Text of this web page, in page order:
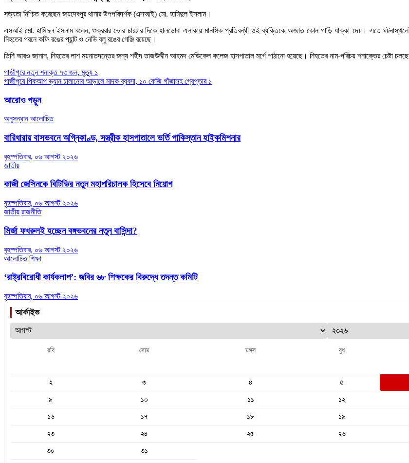
সত্যতা নিশ্চিত করেছেন জয়দেবপুর থানার উপপরিদর্শক (এসআই) মো. হামিদুল ইসলাম।
এসআই মো. হামিদুল ইসলাম বলেন, শুক্রবার ভোর চারটার দিকে হালডোবা এলাকায় মানসিক প্রতিবন্ধী ওই ব্যক্তিকে অজ্ঞাত কোন গাড়ি ধাক্কা দেয়। এতে
নিহতের পরনে কফি রঙের প্যান্ট ও নেভি ব্লু রঙের গেঞ্জি রয়েছে।
তিনি আরও জানান, নিহতের লাশ ময়নাতদন্তের জন্য শহীদ তাজউদ্দীন আহমদ মেডিকেল কলেজ হাসপাতাল মর্গে পাঠানো হয়েছে। নিহতের নাম-পরিচয় শনাক্তের চেষ্টা
Post
navigation
গাজীপুরে নতুন শনাক্ত ৭৩ জন, মৃত্যু ১
গাজীপুরে পিকআপ ভ্যান চালানোর আড়ালে মাদক ব্যবসা, ১০ কেজি গাঁজাসহ গ্রেপ্তার ১
আরোও পড়ুন
অনুসন্ধান আলোচিত
বারিধারায় বাসভবনে অগ্নিকাণ্ড, সস্ত্রীক হাসপাতালে ভর্তি পাকিস্তান হাইকমিশনার
বৃহস্পতিবার, ০৬ আগস্ট ২০২৬
জাতীয়
কাজী জেসিনকে বিটিভির নতুন মহাপরিচালক হিসেবে নিয়োগ
বৃহস্পতিবার, ০৬ আগস্ট ২০২৬
জাতীয় রাজনীতি
মির্জা ফখরুলই হচ্ছেন বঙ্গভবনের নতুন বাসিন্দা?
বৃহস্পতিবার, ০৬ আগস্ট ২০২৬
আলোচিত শিক্ষা
‘রাষ্ট্রবিরোধী কার্যকলাপ’: জবির ৬৮ শিক্ষকের বিরুদ্ধে তদন্ত কমিটি
বৃহস্পতিবার, ০৬ আগস্ট ২০২৬
আর্কাইভ
রবি সোম মঙ্গল বুধ
২
৩ ৪ ৫
৯
১০ ১১ ১২
১৬
১৭ ১৮ ১৯
২৩
২৪ ২৫ ২৬
৩০
৩১